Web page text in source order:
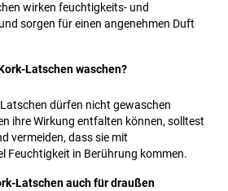
wirken feuchtigkeits- und
sorgen für einen angenehmen Duft
Latschen waschen?
dürfen nicht gewaschen
ihre Wirkung entfalten können, solltest
vermeiden, dass sie mit
Feuchtigkeit in Berührung kommen.
Latschen auch für draußen